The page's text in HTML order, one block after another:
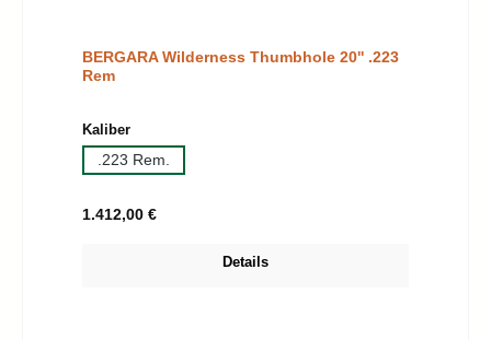
BERGARA Wilderness Thumbhole 20'' .223
Rem
Kaliberauswählen
.223 Rem.
Regulärer Preis:
1.412,00 €
Details